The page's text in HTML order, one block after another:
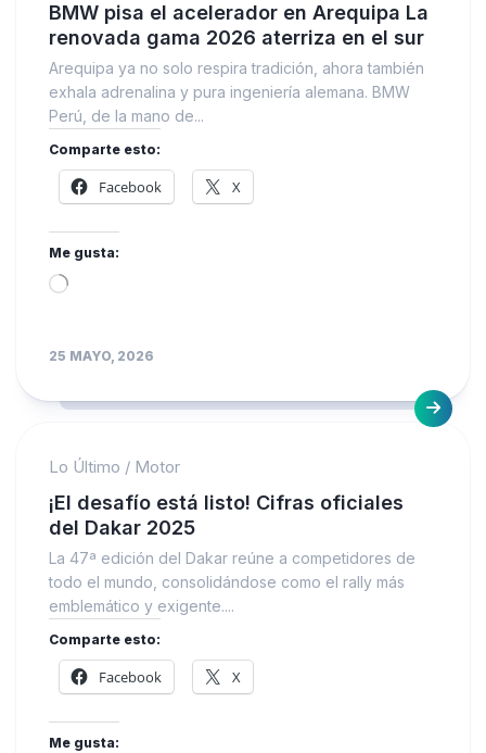
BMW pisa el acelerador en Arequipa La
renovada gama 2026 aterriza en el sur
Arequipa ya no solo respira tradición, ahora también
exhala adrenalina y pura ingeniería alemana. BMW
Perú, de la mano de...
Comparte esto:
Facebook X
Me gusta:
Loading…
25 MAYO, 2026
Lo Último / Motor
¡El desafío está listo! Cifras oficiales
del Dakar 2025
La 47ª edición del Dakar reúne a competidores de
todo el mundo, consolidándose como el rally más
emblemático y exigente....
Comparte esto:
Facebook X
Me gusta: